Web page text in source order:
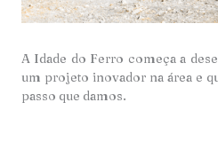
A Idade do Ferro começa a
um projeto inovador na área e
passo que damos.